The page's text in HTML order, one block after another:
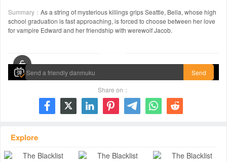
Summary： As a string of mysterious killings grips Seattle, Bella, whose high
school graduation is fast approaching, is forced to choose between her love
for vampire Edward and her friendship with werewolf Jacob.
Send
Share on：
      
Explore